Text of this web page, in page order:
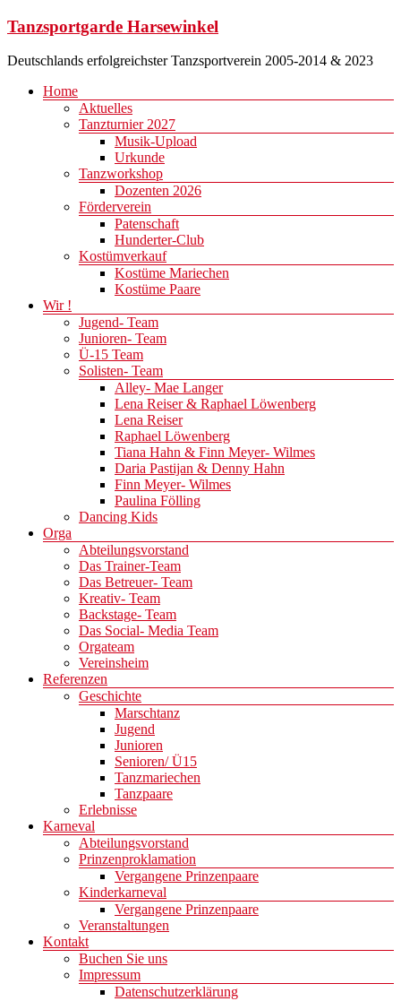
Zum
springen
Tanzsportgarde Harsewinkel
Deutschlands erfolgreichster Tanzsportverein 2005-2014 & 2023
Menü
Home
Aktuelles
Tanzturnier 2027
Musik-Upload
Urkunde
Tanzworkshop
Dozenten 2026
Förderverein
Patenschaft
Hunderter-Club
Kostümverkauf
Kostüme Mariechen
Kostüme Paare
Wir !
Jugend- Team
Junioren- Team
Ü-15 Team
Solisten- Team
Alley- Mae Langer
Lena Reiser & Raphael Löwenberg
Lena Reiser
Raphael Löwenberg
Tiana Hahn & Finn Meyer- Wilmes
Daria Pastijan & Denny Hahn
Finn Meyer- Wilmes
Paulina Fölling
Dancing Kids
Orga
Abteilungsvorstand
Das Trainer-Team
Das Betreuer- Team
Kreativ- Team
Backstage- Team
Das Social- Media Team
Orgateam
Vereinsheim
Referenzen
Geschichte
Marschtanz
Jugend
Junioren
Senioren/ Ü15
Tanzmariechen
Tanzpaare
Erlebnisse
Karneval
Abteilungsvorstand
Prinzenproklamation
Vergangene Prinzenpaare
Kinderkarneval
Vergangene Prinzenpaare
Veranstaltungen
Kontakt
Buchen Sie uns
Impressum
Datenschutzerklärung